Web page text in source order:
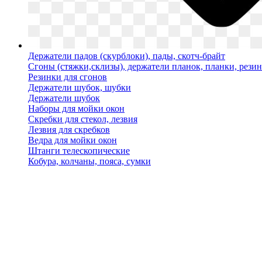
Держатели падов (скурблоки), пады, скотч-брайт
Сгоны (стяжки,склизы), держатели планок, планки,
Резинки для сгонов
Держатели шубок, шубки
Держатели шубок
Наборы для мойки окон
Скребки для стекол, лезвия
Лезвия для скребков
Ведра для мойки окон
Штанги телескопические
Кобура, колчаны, пояса, сумки